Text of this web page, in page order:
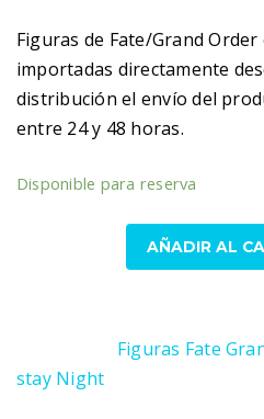
Figuras de Fate/Grand
importadas directamente
distribución el envío del
entre 24 y 48 horas.
Disponible para reserva
Medusa
AÑADIR AL
Figuras Fate
stay Night